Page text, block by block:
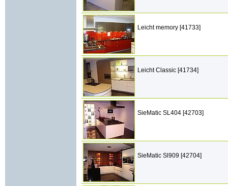
Leicht memory [41733]
Leicht Classic [41734]
SieMatic SL404 [42703]
SieMatic Sl909 [42704]